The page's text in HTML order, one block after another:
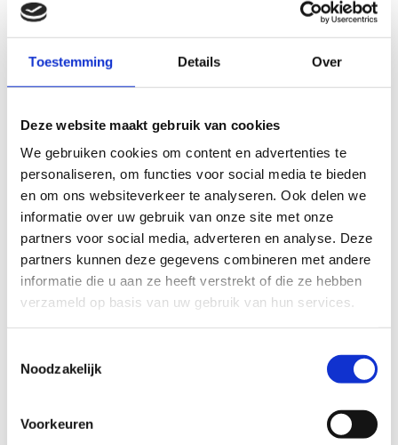
Toestemming Details Over
Deze website maakt gebruik van cookies
We gebruiken cookies om content en advertenties te
personaliseren, om functies voor social media te bieden
en om ons websiteverkeer te analyseren. Ook delen we
informatie over uw gebruik van onze site met onze
partners voor social media, adverteren en analyse. Deze
partners kunnen deze gegevens combineren met andere
informatie die u aan ze heeft verstrekt of die ze hebben
verzameld op basis van uw gebruik van hun services.
Noodzakelijk
Voorkeuren
ontbijt aan bed?
Een grote familie? Boek
Overnacht u liever in uw
camper? Ook dat is
mogelijk!Meer informatie